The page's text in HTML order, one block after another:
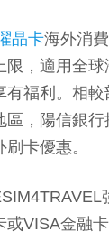
晶卡海外消
限，適用全
有福利。相
區，陽信銀行
卡優惠。
或VISA金融